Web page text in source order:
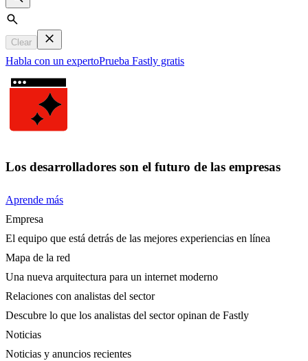
Search
Clear
Habla con un expertoPrueba Fastly gratis
Los desarrolladores son el futuro de las empresas
Aprende más
Empresa
El equipo que está detrás de las mejores experiencias en línea
Mapa de la red
Una nueva arquitectura para un internet moderno
Relaciones con analistas del sector
Descubre lo que los analistas del sector opinan de Fastly
Noticias
Noticias y anuncios recientes